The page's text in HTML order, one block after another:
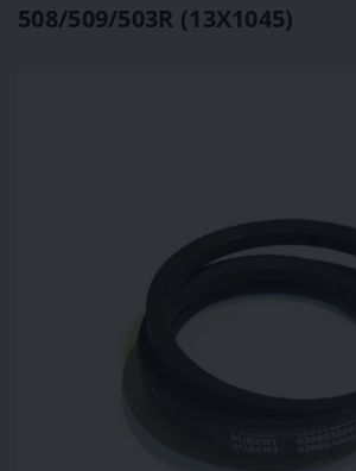
508/509/503R (13X1045)